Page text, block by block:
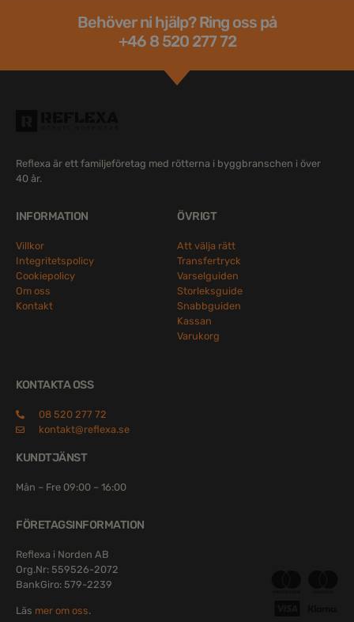
Behöver ni hjälp? Ring oss på
+46 8 520 277 72
Reflexa är ett familjeföretag med rötterna i byggbranschen i över
40 år.
INFORMATION
Villkor
Integritetspolicy
Cookiepolicy
Om oss
Kontakt
ÖVRIGT
Att välja rätt
Transfertryck
Varselguiden
Storleksguide
Snabbguiden
Kassan
Varukorg
KONTAKTA OSS
08 520 277 72
kontakt@reflexa.se
KUNDTJÄNST
Mån – Fre 09:00 – 16:00
FÖRETAGSINFORMATION
Reflexa i Norden AB
Org.Nr: 559526-2072
BankGiro: 579-2239
Läs mer om oss.